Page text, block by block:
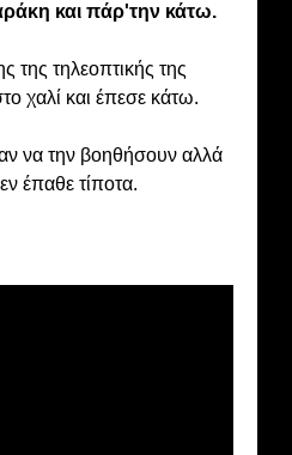
και πάρ'την κάτω.
της τηλεοπτικής της
χαλί και έπεσε κάτω.
να την βοηθήσουν αλλά
έπαθε τίποτα.